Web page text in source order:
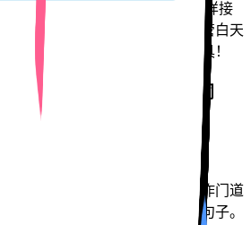
班牙语混着用，Tutor Lily 也照样接
来说它都比真人更好，因为不管白天
不会把它惹烦。绝佳的学习工具！
，而不只是死记硬背的单词
这是唯一一款真正教你语言运作门道
的鹦鹉那样死记硬背单词和句子。